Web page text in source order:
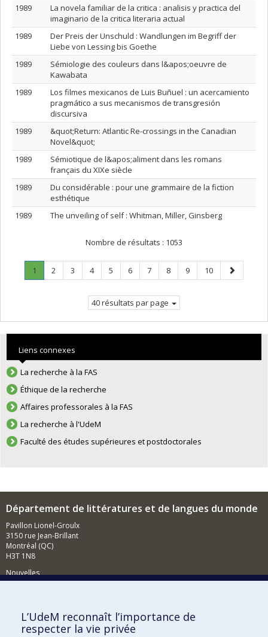
1989
La novela familiar de la critica : analisis y practica del
imaginario de la critica literaria actual
1989
Der Preis der Unschuld : Wandlungen im Begriff der
Liebe von Lessing bis Goethe
1989
Sémiologie des couleurs dans l&apos;oeuvre de
Kawabata
1989
Los filmes mexicanos de Luis Buñuel : un acercamiento
pragmático a sus mecanismos de transgresión
discursiva
1989
&quot;Return: Atlantic Re-crossings in the Canadian
Novel&quot;
1989
Sémiotique de l&apos;aliment dans les romans
français du XIXe siècle
1989
Du considérable : pour une grammaire de la fiction
esthétique
1989
The unveiling of self : Whitman, Miller, Ginsberg
Nombre de résultats : 1053
Page
1
Page
Page
2 Page
3 Page
4 Page
5 Page
6 Page
7 Page
8 Page
9 Page
10
Page
suivante
40 résultats par page
Liens connexes
La recherche à la FAS
Éthique de la recherche
Affaires professorales à la FAS
La recherche à l'UdeM
Faculté des études supérieures et postdoctorales
Département de littératures et de langues du monde
Pavillon Lionel-Groulx
3150 rue Jean-Brillant
Montréal (QC)
H3T 1N8
Nouvelles
Comment soutenir le Département?
BESOIN D'AIDE?
L’UdeM reconnaît l’importance de
respecter la vie privée